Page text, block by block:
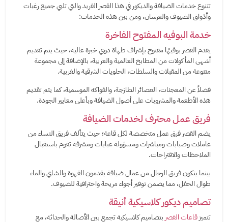
تتنوع خدمات الضيافة والديكور في هذا القصر الفريد والتي تلبي جميع رغبات
وأذواق الضيوف والعرسان، ومن بين هذه الخدمات:
خدمة البوفيه المفتوح الفاخرة
يقدم القصر بوفيهًا مفتوح بإشراف طهاة ذوي خبرة عالية، حيث يتم تقديم
أشهى المأكولات من المطابخ العالمية والعربية، بالإضافة إلى مجموعة
متنوعة من المقبلات والسلطات، الحلويات الشرقية والغربية.
فضلاً عن المعجنات، العصائر الطازجة، والفواكه الموسمية، كما يتم تقديم
هذه الأطعمة والمشروبات على أصول الضيافة وبأعلى معايير الجودة.
فريق عمل محترف لخدمات الضيافة
يضم القصر فرق عمل متخصصة لكل قاعة؛ حيث يتألف فريق النساء من
عاملات وصبابات ومباشرات ومسؤولة عبايات ومشرفة تقوم باستقبال
الملاحظات والاقتراحات.
بينما يتكون فريق الرجال من عمال ضيافة يقدمون القهوة والشاي والماء
طوال الحفل، مما يضمن توفير أجواء مريحة واحترافية للضيوف.
تصاميم ديكور كلاسيكية أنيقة
تتميزقاعات القصر بتصاميم كلاسيكية تجمع بين الأصالة والحداثة، مع